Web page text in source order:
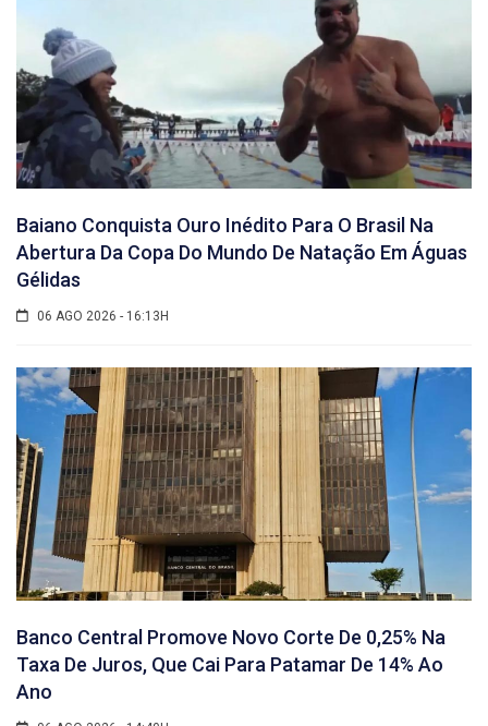
Baiano Conquista Ouro Inédito Para O Brasil Na
Abertura Da Copa Do Mundo De Natação Em Águas
Gélidas
06 AGO 2026 - 16:13H
Banco Central Promove Novo Corte De 0,25% Na
Taxa De Juros, Que Cai Para Patamar De 14% Ao
Ano